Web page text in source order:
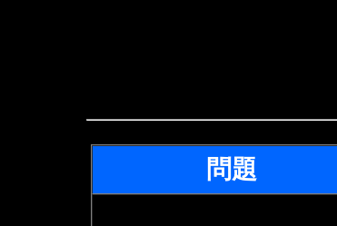
問題